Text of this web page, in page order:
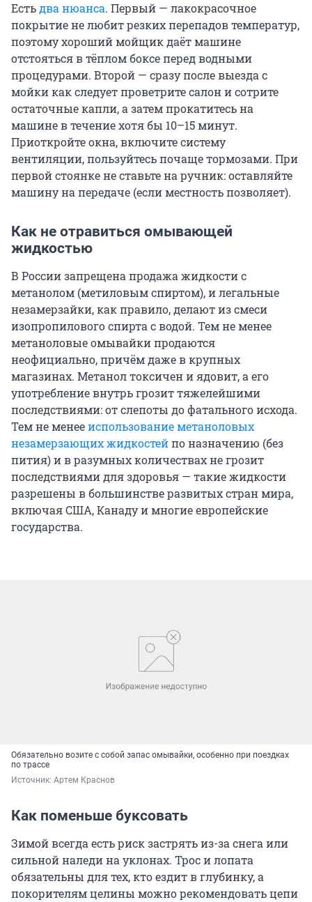
Естьдва нюанса. Первый — лакокрасочное
покрытие не любит резких перепадов температур,
поэтому хороший мойщик даёт машине
отстояться в тёплом боксе перед водными
процедурами. Второй — сразу после выезда с
мойки как следует проветрите салон и сотрите
остаточные капли, а затем прокатитесь на
машине в течение хотя бы 10–15 минут.
Приоткройте окна, включите систему
вентиляции, пользуйтесь почаще тормозами. При
первой стоянке не ставьте на ручник: оставляйте
машину на передаче (если местность позволяет).
Как не отравиться омывающей
жидкостью
В России запрещена продажа жидкости с
метанолом (метиловым спиртом), и легальные
незамерзайки, как правило, делают из смеси
изопропилового спирта с водой. Тем не менее
метаноловые омывайки продаются
неофициально, причём даже в крупных
магазинах. Метанол токсичен и ядовит, а его
употребление внутрь грозит тяжелейшими
последствиями: от слепоты до фатального исхода.
Тем не менееиспользование метаноловых
незамерзающих жидкостейпо назначению (без
пития) и в разумных количествах не грозит
последствиями для здоровья — такие жидкости
разрешены в большинстве развитых стран мира,
включая США, Канаду и многие европейские
государства.
Обязательно возите с собой запас омывайки, особенно при поездках
по трассе
Источник: Артем Краснов
Как поменьше буксовать
Зимой всегда есть риск застрять из-за снега или
сильной наледи на уклонах. Трос и лопата
обязательны для тех, кто ездит в глубинку, а
покорителям целины можно рекомендовать цепи